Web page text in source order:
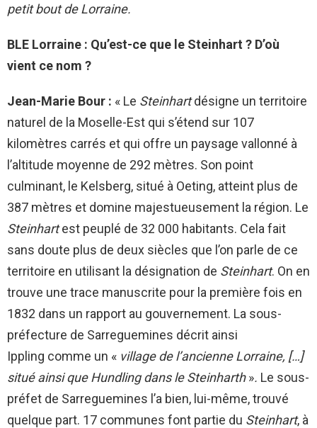
petit bout de Lorraine.
BLE Lorraine : Qu’est-ce que le Steinhart ? D’où
vient ce nom ?
Jean-Marie Bour : « Le Steinhartdésigne un territoire
naturel de la Moselle-Est qui s’étend sur 107
kilomètres carrés et qui offre un paysage vallonné à
l’altitude moyenne de 292 mètres. Son point
culminant, le Kelsberg, situé à Oeting, atteint plus de
387 mètres et domine majestueusement la région. Le
Steinhartest peuplé de 32 000 habitants. Cela fait
sans doute plus de deux siècles que l’on parle de ce
territoire en utilisant la désignation de Steinhart. On en
trouve une trace manuscrite pour la première fois en
1832 dans un rapport au gouvernement. La sous-
préfecture de Sarreguemines décrit ainsi
Ippling comme un « village de l’ancienne Lorraine, […]
situé ainsi que Hundling dans le Steinharth». Le sous-
préfet de Sarreguemines l’a bien, lui-même, trouvé
quelque part. 17 communes font partie du Steinhart, à